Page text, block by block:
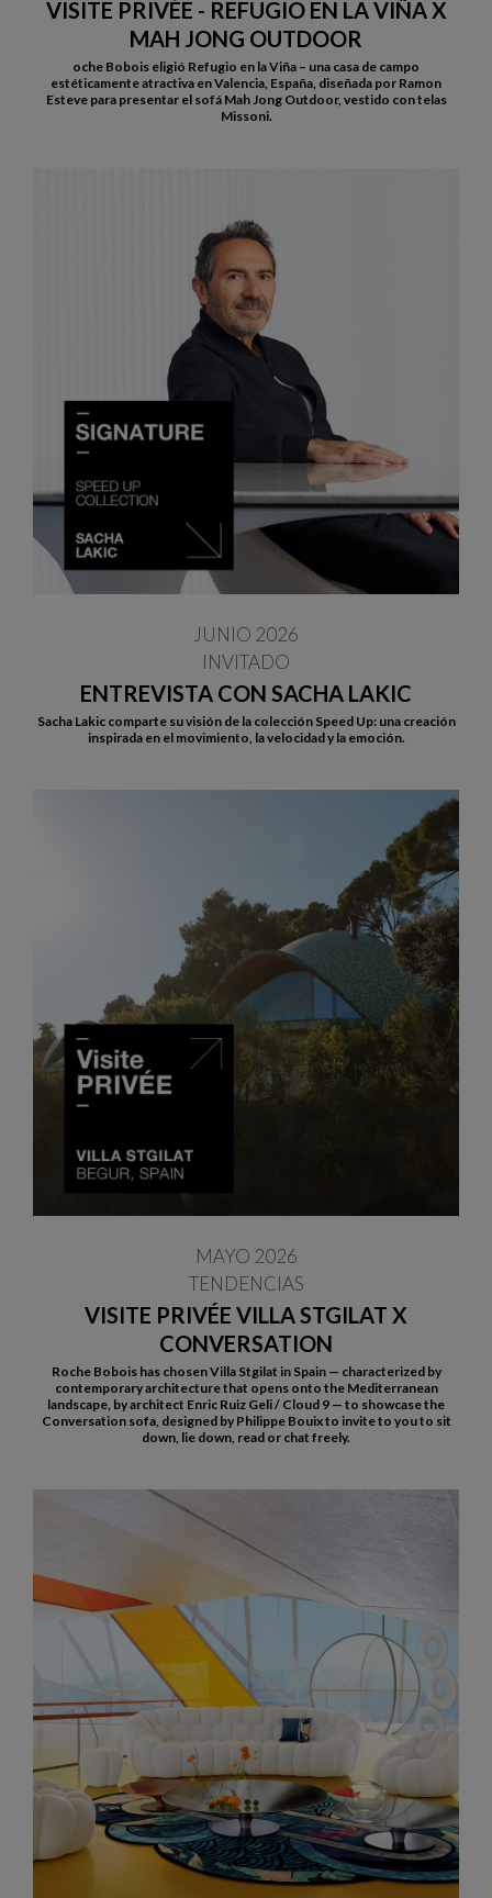
VISITE PRIVÉE - REFUGIO EN LA VIÑA X
MAH JONG OUTDOOR
oche Bobois eligió Refugio en la Viña – una casa de campo
estéticamente atractiva en Valencia, España, diseñada por Ramon
Esteve para presentar el sofá Mah Jong Outdoor, vestido con telas
Missoni.
ENTREVISTA CON SACHA LAKIC
JUNIO 2026
INVITADO
Sacha Lakic comparte su visión de la colección Speed Up: una creación
inspirada en el movimiento, la velocidad y la emoción.
VISITE PRIVÉE VILLA STGILAT X
CONVERSATION
MAYO 2026
TENDENCIAS
Roche Bobois has chosen Villa Stgilat in Spain — characterized by
contemporary architecture that opens onto the Mediterranean
landscape, by architect Enric Ruiz Geli / Cloud 9 — to showcase the
Conversation sofa, designed by Philippe Bouix to invite to you to sit
down, lie down, read or chat freely.